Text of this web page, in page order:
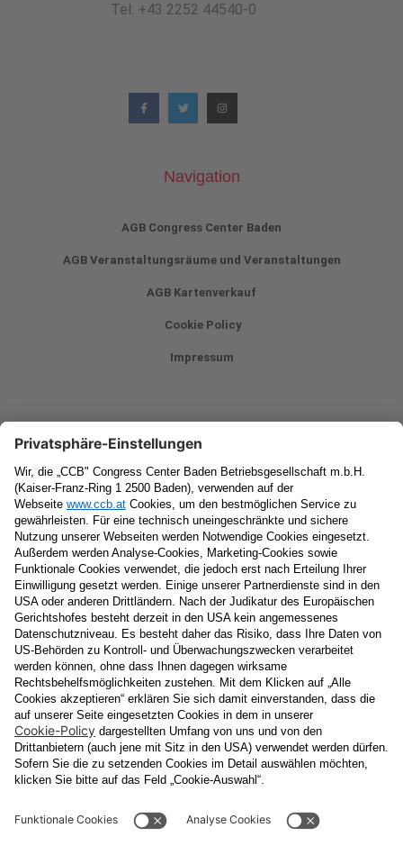
Tel: +43 2252 44540-0
Navigation
AGB Congress Center Baden
AGB Veranstaltungsräume und Veranstaltungen
AGB Kartenverkauf
Cookie Policy
Impressum
Newsletter
Vorname
Nachname
E-Mail
Datenschutzerklärung
Ja , ich erlaube, dass meine personenbezogenen Daten, nämlich
Name undE-Mail-Adressefür personalisierte Zusendungen per E-
Mail, die Informationen über Events und das
Veranstaltungsprogramm vom Congress Center Baden
enthalten, von der "CCB" Congress Center Baden
Betriebsgesellschaft m.b.H. verarbeitet werden.
Die Verarbeitung meiner Daten erfolgt entsprechend der
Datenschutzerklärung der Casinos Austria Aktiengesellschaft und
unterwww.casinos.at/datenschutzabrufen und einsehen kann. Die
Einwilligung kann ich jederzeit postalisch an "CCB" Congress